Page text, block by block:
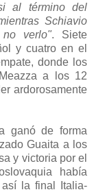
al término del
Schiavio
verlo". Siete
y cuatro en el
donde los
a los 12
ardorosamente
ganó de forma
Guaita a los
y victoria por el
había
la final Italia-